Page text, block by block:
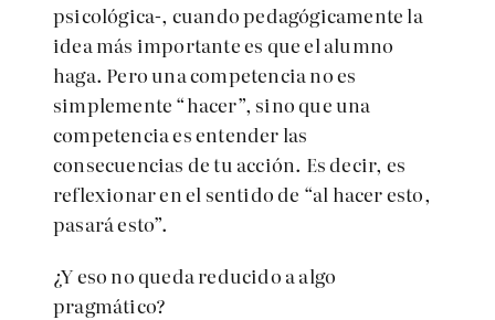
psicológica-, cuando pedagógicamente la
idea más importante es que el alumno
haga. Pero una competencia no es
simplemente “hacer”, sino que una
competencia es entender las
consecuencias de tu acción. Es decir, es
reflexionar en el sentido de “al hacer esto,
pasará esto”.
¿Y eso no queda reducido a algo
pragmático?